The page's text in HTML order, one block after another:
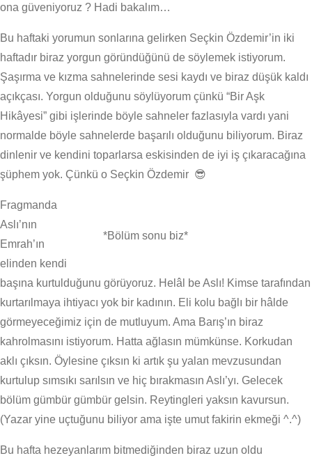
ona güveniyoruz ? Hadi bakalım…
Bu haftaki yorumun sonlarına gelirken Seçkin Özdemir’in iki
haftadır biraz yorgun göründüğünü de söylemek istiyorum.
Şaşırma ve kızma sahnelerinde sesi kaydı ve biraz düşük kaldı
açıkçası. Yorgun olduğunu söylüyorum çünkü “Bir Aşk
Hikâyesi” gibi işlerinde böyle sahneler fazlasıyla vardı yani
normalde böyle sahnelerde başarılı olduğunu biliyorum. Biraz
dinlenir ve kendini toparlarsa eskisinden de iyi iş çıkaracağına
şüphem yok. Çünkü o Seçkin Özdemir 😎
*Bölüm sonu biz*
Fragmanda
Aslı’nın
Emrah’ın
elinden kendi
başına kurtulduğunu görüyoruz. Helâl be Aslı! Kimse tarafından
kurtarılmaya ihtiyacı yok bir kadının. Eli kolu bağlı bir hâlde
görmeyeceğimiz için de mutluyum. Ama Barış’ın biraz
kahrolmasını istiyorum. Hatta ağlasın mümkünse. Korkudan
aklı çıksın. Öylesine çıksın ki artık şu yalan mevzusundan
kurtulup sımsıkı sarılsın ve hiç bırakmasın Aslı’yı. Gelecek
bölüm gümbür gümbür gelsin. Reytingleri yaksın kavursun.
(Yazar yine uçtuğunu biliyor ama işte umut fakirin ekmeği ^.^)
Bu hafta hezeyanlarım bitmediğinden biraz uzun oldu